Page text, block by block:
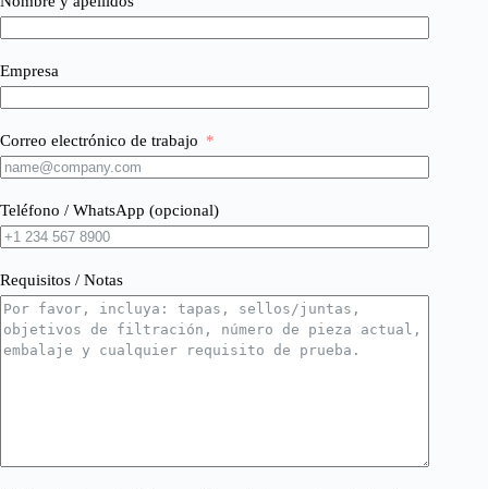
Empresa
Correo electrónico de trabajo
Teléfono / WhatsApp (opcional)
Requisitos / Notas